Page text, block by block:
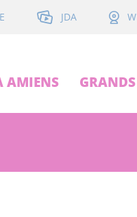
JDA
AMIENS